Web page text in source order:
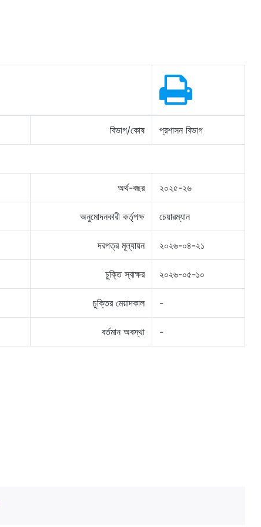
বিভাগ/কোষ প্রশাসন বিভাগ
অর্থ-বছর ২০২৫-২৬
অনুমোদনকারী কর্তৃপক্ষ চেয়ারম্যান
দরপত্র মূল্যায়ন ২০২৬-০৪-২১
চুক্তি স্বাক্ষর ২০২৬-০৫-১০
চুক্তির মেয়াদকাল -
বর্তমান অবস্থা -